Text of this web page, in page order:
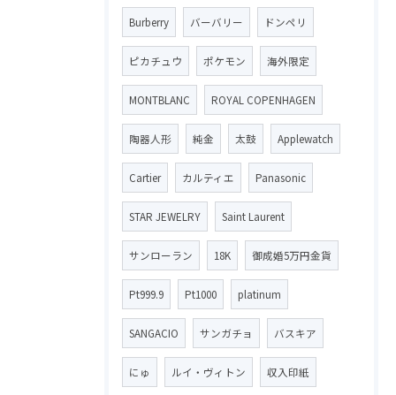
Burberry バーバリー ドンペリ
ピカチュウ ポケモン 海外限定
MONTBLANC ROYAL COPENHAGEN
陶器人形 純金 太鼓 Applewatch
Cartier カルティエ Panasonic
STAR JEWELRY Saint Laurent
サンローラン 18K 御成婚5万円金貨
Pt999.9 Pt1000 platinum
SANGACIO サンガチョ バスキア
にゅ ルイ・ヴィトン 収入印紙